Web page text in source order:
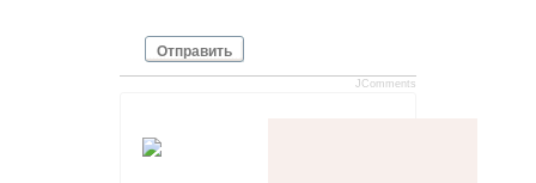
Отправить
JComments